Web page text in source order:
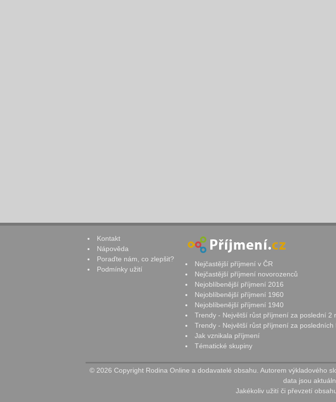
Kontakt
Nápověda
Poraďte nám, co zlepšit?
Podmínky užití
Nejčastější příjmení v ČR
Nejčastější příjmení novorozenců
Nejoblíbenější příjmení 2016
Nejoblíbenější příjmení 1960
Nejoblíbenější příjmení 1940
Trendy - Největší růst příjmení za poslední 2
Trendy - Největší růst příjmení za posledních
Jak vznikala příjmení
Tématické skupiny
© 2026 Copyright Rodina Online a dodavatelé obsahu. Autorem výkladového
data jsou
Jakékoliv užití či převzetí